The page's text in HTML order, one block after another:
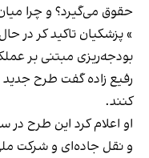
حقوق می‌گیرد؟ و چرا
» پزشکیان تاکید کر در
بودجه‌ریزی مبتنی بر
رفیع زاده گفت طرح
کنند.
او اعلام کرد این طرح
و نقل جاده‌ای و شرکت